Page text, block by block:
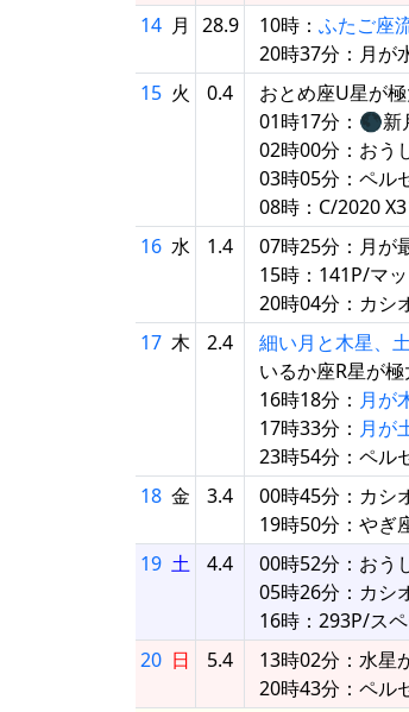
14 月 28.9 10時： ふたご座
20時37分：月が
15 火 0.4
おとめ座U星が
01時17分：🌑新
02時00分：おう
03時05分：ペル
08時：C/2020
16 水 1.4
07時25分：月が
15時：141P/マ
20時04分：カシ
17 木 2.4
細い月と木星、
いるか座R星が
16時18分： 月が
17時33分： 月が
23時54分：ペル
18 金 3.4
00時45分：カシ
19時50分：やぎ
19 土 4.4
00時52分：おう
05時26分：カシ
16時：293P/ス
20 日 5.4
13時02分：水星
20時43分：ペル